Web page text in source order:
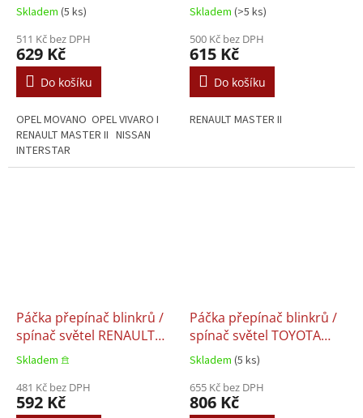
MASTER OPEL MOVANO
VIVARO NISSAN
INTERSTAR- 7701044278 /
7701045864 / VALEO
251438
Skladem (5 ks)
511 Kč bez DPH
629 Kč
Do košíku
OPEL MOVANO OPEL VIVARO I
RENAULT MASTER II NISSAN
INTERSTAR
MASTER II (1998-)
Skladem (>5 ks)
500 Kč bez DPH
615 Kč
Do košíku
RENAULT MASTER II
Páčka přepínač blinkrů /
spínač světel RENAULT
ESPACE LAGUNA TRAFIC
4410524 / 7701048912
Skladem 𖠿
481 Kč bez DPH
592 Kč
Páčka přepínač blinkrů /
spínač světel TOYOTA
YARIS (Japan)
Skladem (5 ks)
655 Kč bez DPH
806 Kč